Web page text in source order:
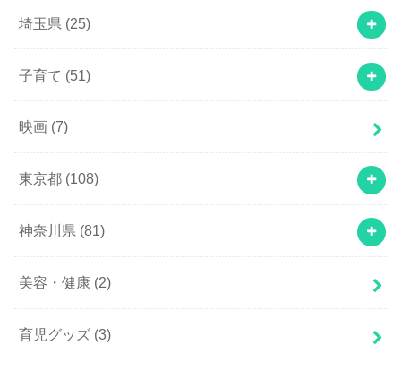
埼玉県 (25)
子育て (51)
映画 (7)
東京都 (108)
神奈川県 (81)
美容・健康 (2)
育児グッズ (3)